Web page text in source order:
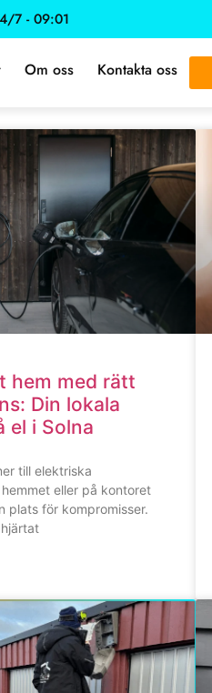
7 - 09:01
Om oss Kontakta oss
hem med rätt
Din lokala
el i Solna
till elektriska
eller på kontoret
plats för kompromisser.